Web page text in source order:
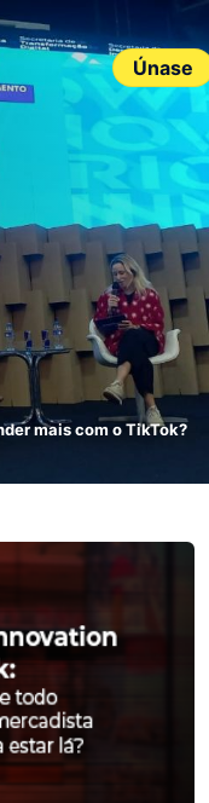
Únase
mais com o TikTok?